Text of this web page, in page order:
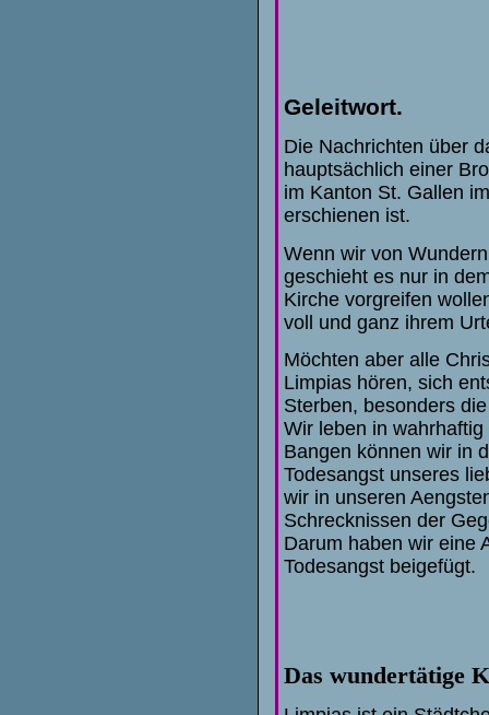
Geleitwort.
Die Nachrichten über
hauptsächlich einer
im Kanton St. Gallen
erschienen ist.
Wenn wir von
geschieht es nur in
Kirche vorgreifen
voll und ganz ihrem
Möchten aber alle
Limpias hören, sich
Sterben, besonders
Wir leben in wahrhaftig
Bangen können wir in
Todesangst unseres
wir in unseren
Schrecknissen der
Darum haben wir eine
Todesangst beigefügt.
Das wundertätige